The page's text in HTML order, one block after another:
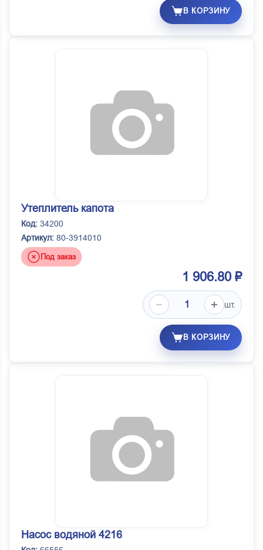
В КОРЗИНУ
Утеплитель капота
Код: 34200
Артикул: 80-3914010
Под заказ
1 906.80 ₽
шт.
В КОРЗИНУ
Насос водяной 4216